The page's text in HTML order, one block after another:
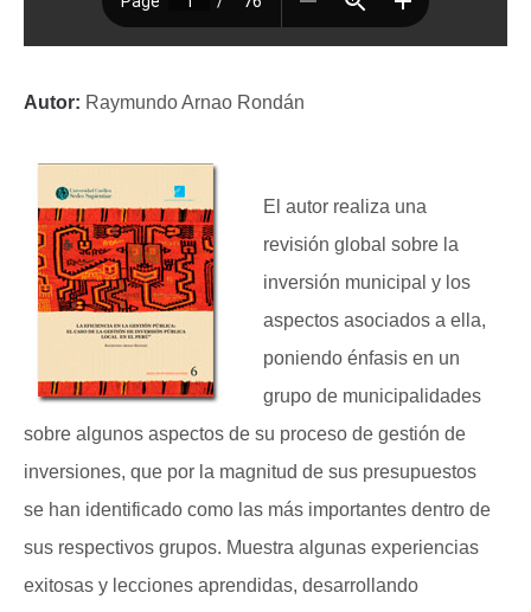
Autor: Raymundo Arnao Rondán
El autor realiza una
revisión global sobre la
inversión municipal y los
aspectos asociados a ella,
poniendo énfasis en un
grupo de municipalidades
sobre algunos aspectos de su proceso de gestión de
inversiones, que por la magnitud de sus presupuestos
se han identificado como las más importantes dentro de
sus respectivos grupos. Muestra algunas experiencias
exitosas y lecciones aprendidas, desarrollando